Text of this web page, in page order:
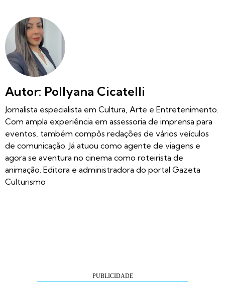
Autor: Pollyana Cicatelli
Jornalista especialista em Cultura, Arte e Entretenimento.
Com ampla experiência em assessoria de imprensa para
eventos, também compôs redações de vários veículos
de comunicação. Já atuou como agente de viagens e
agora se aventura no cinema como roteirista de
animação. Editora e administradora do portal Gazeta
Culturismo